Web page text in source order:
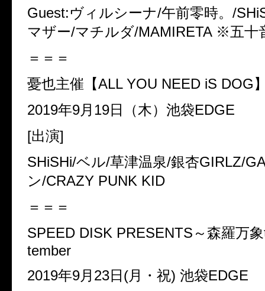
Guest:ヴィルシーナ/午前零時。 /
マザー/マチルダ/MAMIRETA ※五十
＝＝＝
憂也主催【ALL YOU NEED iS DOG
2019年9月 19日（木）池袋EDGE
[出演]
SHiSHi/ベル/草津温泉/銀杏GIRLZ/
ン/CRAZY PUNK KID
＝＝＝
SPEED DISK PRESENTS ～森羅万象
tember
2019年9月 23日 (月・祝) 池袋EDGE